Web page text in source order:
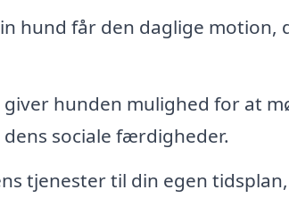
hund får den daglige motion,
hunden mulighed for at
sociale færdigheder.
tjenester til din egen